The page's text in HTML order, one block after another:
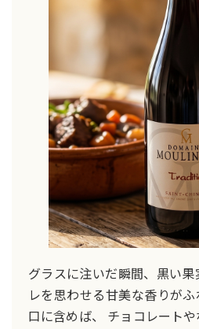
グラスに注いだ瞬間、黒い
レを思わせる甘美な香りがふ
口に含めば、 チョコレート